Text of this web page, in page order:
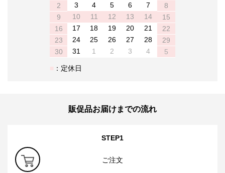
2
3 4 5 6 7
8
9
10 11 12 13 14
15
16
17 18 19 20 21
22
23
24 25 26 27 28
29
30
31 1 2 3 4 5
：定休日
販促品お届けまでの流れ
STEP1
ご注文